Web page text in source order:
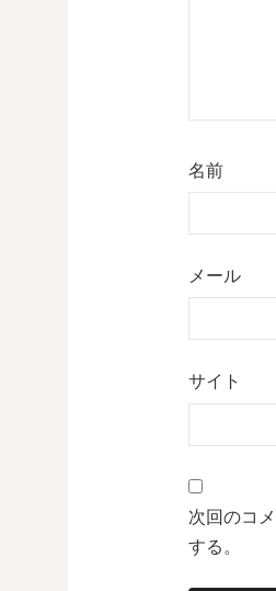
名前
メール
サイト
次回のコ
する。